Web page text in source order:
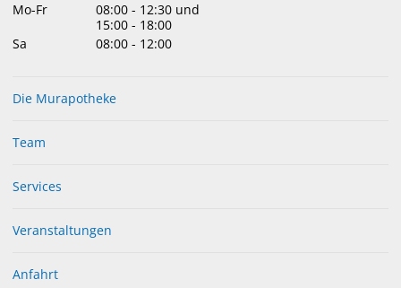
Wie im letzten Jahr besuchte uns die Kinderkrippe
Frohnleiten zum Laternderlfest. Unterstützt von den beiden
Kinderbetreuerinnen, den stolzen und glücklichen Eltern
Mo-Fr 08:00 - 12:30 und
15:00 - 18:00
Sa
08:00 - 12:00
Die Murapotheke
Team
Services
Veranstaltungen
Anfahrt